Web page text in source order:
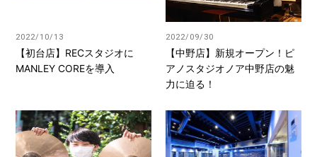
2022/10/13
【初台店】RECスタジオに
MANLEY COREを導入
2022/09/30
【中野店】新規オープン！ピ
アノスタジオノア中野店の魅
力に迫る！